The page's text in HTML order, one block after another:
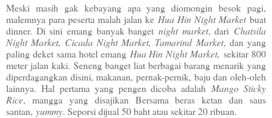
Meski masih gak kebayang apa yang diomongin besok pagi,
malemnya para peserta malah jalan ke Hua Hin Night Marketbuat
dinner. Di sini emang banyak banget night market, dari Chatsila
Night Market, Cicada Night Market, Tamarind Market, dan yang
paling deket sama hotel emang Hua Hin Night Market, sekitar 800
meter jalan kaki. Seneng banget liat berbagai barang menarik yang
diperdagangkan disini, makanan, pernak-pernik, baju dan oleh-oleh
lainnya. Hal pertama yang pengen dicoba adalah Mango Sticky
Rice, mangga yang disajikan Bersama beras ketan dan saus
santan, yummy. Seporsi dijual 50 baht atau sekitar 20 ribuan.